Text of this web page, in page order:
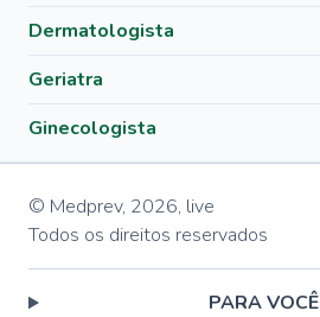
Dermatologista
Geriatra
Ginecologista
© Medprev, 2026, live
Todos os direitos reservados
PARA VOCÊ